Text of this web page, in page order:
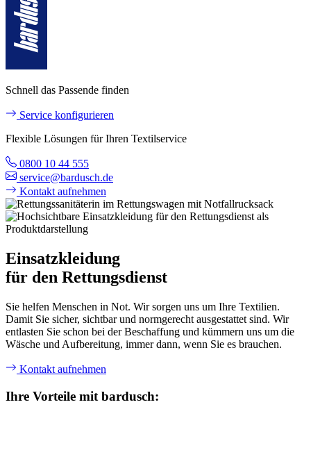
Schnell das Passende finden
Service konfigurieren
Flexible Lösungen für Ihren Textilservice
0800 10 44 555
service@bardusch.de
Kontakt aufnehmen
Einsatzkleidung
für den Rettungsdienst
Sie helfen Menschen in Not. Wir sorgen uns um Ihre Textilien.
Damit Sie sicher, sichtbar und normgerecht ausgestattet sind. Wir
entlasten Sie schon bei der Beschaffung und kümmern uns um die
Wäsche und Aufbereitung, immer dann, wenn Sie es brauchen.
Kontakt aufnehmen
Ihre Vorteile mit bardusch: